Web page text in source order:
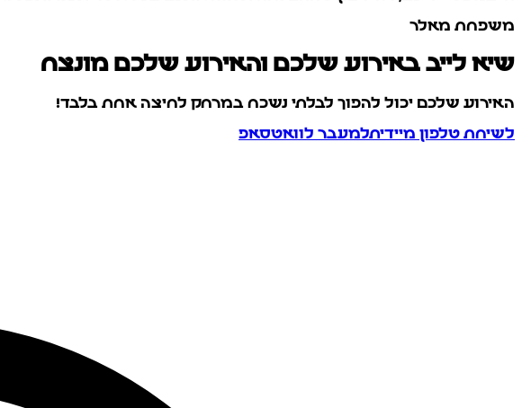
משפחת מאלר
שיא לייב באירוע שלכם והאירוע שלכם מונצח
האירוע שלכם יכול להפוך לבלתי נשכח במרחק לחיצה אחת בלבד!
לשיחת טלפון מיידיתלמעבר לוואטסאפ